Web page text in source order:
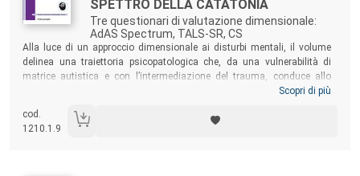
SPETTRO DELLA CATATONIA
Tre questionari di valutazione dimensionale:
AdAS Spectrum, TALS-SR, CS
Sommario:
Alla luce di un approccio dimensionale ai disturbi mentali, il volume
delinea una traiettoria psicopatologica che, da una vulnerabilità di
matrice autistica e con l’intermediazione del trauma, conduce allo
sviluppo di numerose condizioni morbose. Si tratta di un percorso che,
severa manifestazione della patologia mentale, la catatonia,
erroneamente ritenuta estinta, eppure ancora presente nell’ultimo
Scopri di più
cod.
1210.1.9